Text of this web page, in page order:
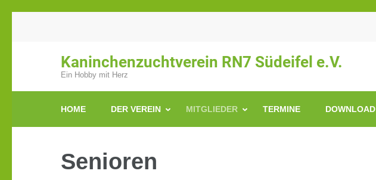
Kaninchenzuchtverein RN7 Südeifel e.V.
Ein Hobby mit Herz
HOME DER VEREIN MITGLIEDER TERMINE DOWNLOAD
Senioren